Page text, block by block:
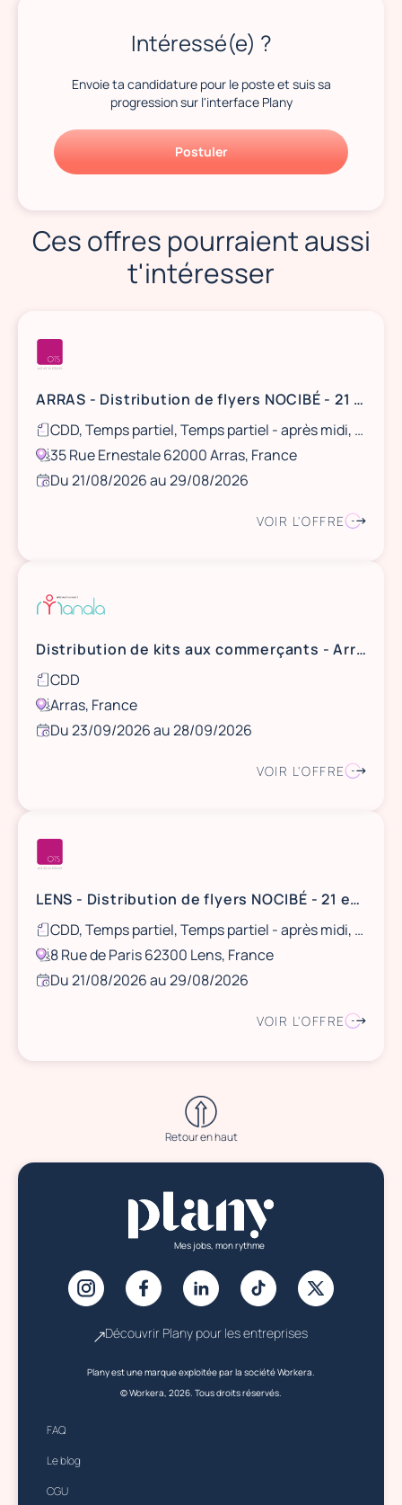
Intéressé(e) ?
Envoie ta candidature pour le poste et suis sa
progression sur l'interface Plany
Postuler
Ces offres pourraient aussi
t'intéresser
ARRAS - Distribution de flyers NOCIBÉ - 21 et 22 août / 28 et 29 août
CDD, Temps partiel, Temps partiel - après midi, Ponctuel
35 Rue Ernestale 62000 Arras, France
Du 21/08/2026 au 29/08/2026
VOIR L'OFFRE
Distribution de kits aux commerçants - Arras
CDD
Arras, France
Du 23/09/2026 au 28/09/2026
VOIR L'OFFRE
LENS - Distribution de flyers NOCIBÉ - 21 et 22 août / 28 et 29 août
CDD, Temps partiel, Temps partiel - après midi, Ponctuel
8 Rue de Paris 62300 Lens, France
Du 21/08/2026 au 29/08/2026
VOIR L'OFFRE
Retour en haut
Mes jobs, mon rythme
Découvrir Plany pour les entreprises
Plany est une marque exploitée par la société Workera.
© Workera, 2026. Tous droits réservés.
FAQ
Le blog
CGU